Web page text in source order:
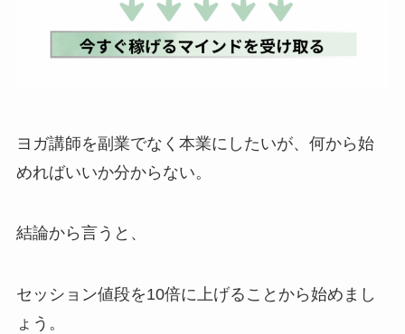
ヨガ講師を副業でなく本業にしたいが、何から始
めればいいか分からない。
結論から言うと、
セッション値段を10倍に上げることから始めまし
ょう。